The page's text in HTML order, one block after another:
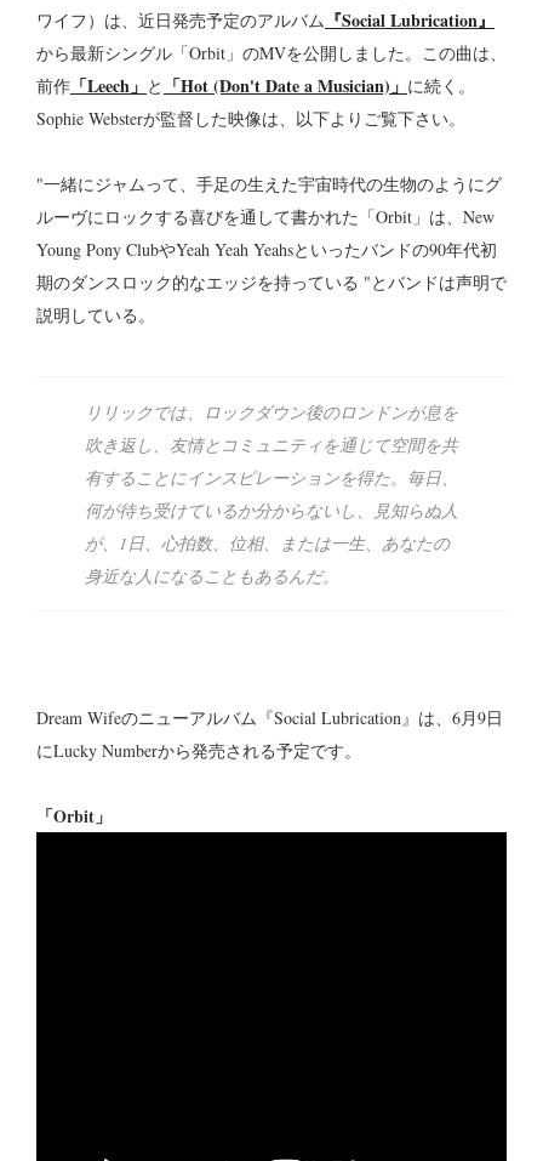
ワイフ）は、近日発売予定のアルバム 『Social Lubrication』
から最新シングル「Orbit」のMVを公開しました。この曲は、
前作 「Leech」 と 「Hot (Don't Date a Musician)」 に続く。
Sophie Websterが監督した映像は、以下よりご覧下さい。
"一緒にジャムって、手足の生えた宇宙時代の生物のようにグ
ルーヴにロックする喜びを通して書かれた「Orbit」は、New
Young Pony ClubやYeah Yeah Yeahsといったバンドの90年代初
期のダンスロック的なエッジを持っている "とバンドは声明で
説明している。
リリックでは、ロックダウン後のロンドンが息を
吹き返し、友情とコミュニティを通じて空間を共
有することにインスピレーションを得た。毎日、
何が待ち受けているか分からないし、見知らぬ人
が、1日、心拍数、位相、または一生、あなたの
身近な人になることもあるんだ。
Dream Wifeのニューアルバム『Social Lubrication』は、6月9日
にLucky Numberから発売される予定です。
「Orbit」